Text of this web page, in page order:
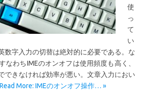
使
っ
て
い
数字入力の切替は絶対的に必要である。な
なわちIMEのオンオフは使用頻度も高く、
できなければ効率が悪い。文章入力におい
Read More: IMEのオンオフ操作… »